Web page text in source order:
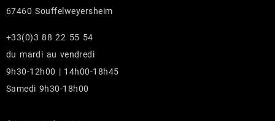
67460 Souffelweyersheim
+33(0)3 88 22 55 54
du mardi au vendredi
9h30-12h00 | 14h00-18h45
Samedi 9h30-18h00